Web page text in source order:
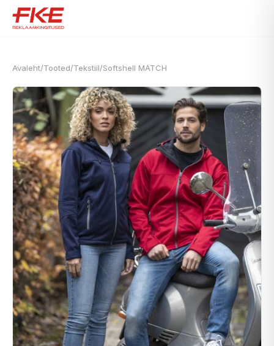
Avaleht/Tooted/Tekstiil/Softshell MATCH